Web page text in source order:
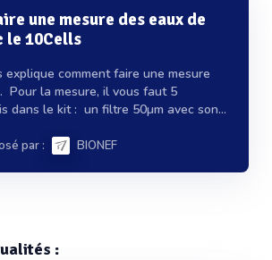
une mesure des eaux de
le 10Cells
explique comment faire une mesure
Pour la mesure, il vous faut 5
dans le kit : un filtre 50µm avec son...
par : BIONEF
: